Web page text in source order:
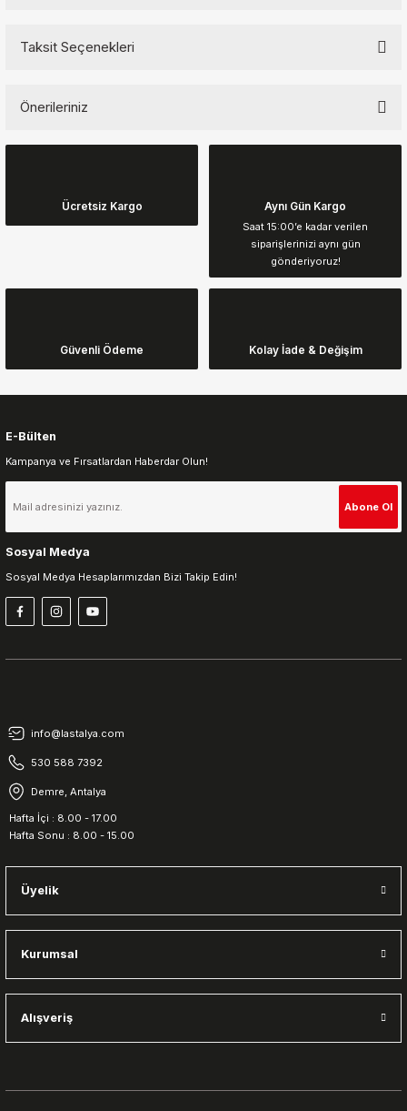
Taksit Seçenekleri
Önerileriniz
Görüş ve önerileriniz için teşekkür ederiz.
Ürün resmi kalitesiz, bozuk veya görüntülenemiyor.
Ürün açıklamasında eksik bilgiler bulunuyor.
Gönder
Ücretsiz Kargo Aynı Gün Kargo
Saat 15:00’e kadar verilen
siparişlerinizi aynı gün
gönderiyoruz!
Güvenli Ödeme Kolay İade & Değişim
E-Bülten
Kampanya ve Fırsatlardan Haberdar Olun!
Abone Ol
Sosyal Medya
Sosyal Medya Hesaplarımızdan Bizi Takip Edin!
info@lastalya.com
530 588 7392
Demre, Antalya
Hafta İçi : 8.00 - 17.00
Hafta Sonu : 8.00 - 15.00
Üyelik
Kurumsal
Alışveriş